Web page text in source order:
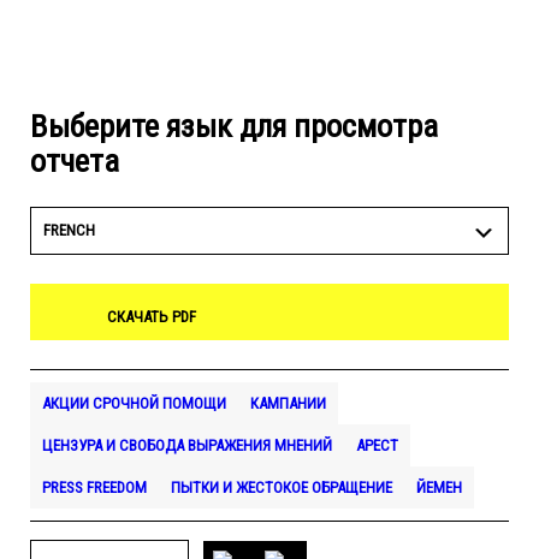
Выберите язык для просмотра
отчета
FRENCH
СКАЧАТЬ PDF
АКЦИИ СРОЧНОЙ ПОМОЩИ КАМПАНИИ
ЦЕНЗУРА И СВОБОДА ВЫРАЖЕНИЯ МНЕНИЙ АРЕСТ
PRESS FREEDOM ПЫТКИ И ЖЕСТОКОЕ ОБРАЩЕНИЕ ЙЕМЕН